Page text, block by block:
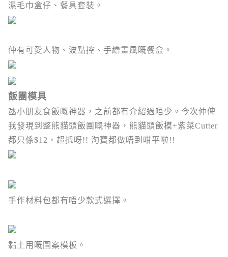
濕毛巾盒仔、餐具套裝。
仲有可愛人物、波點控、手繪畫風嘅餐盒。
飯團模具
氹小朋友食飯嘅神器，之前都有介紹過唔少。今次仲俾
我發現到整熊貓頭飯團嘅神器，熊貓頭飯模+紫菜Cutter
都只係$12，超抵呀!! 淘寶都做唔到咁平啦!!
手作材料包都有唔少款式選擇。
黏土用嘅圖案模板。